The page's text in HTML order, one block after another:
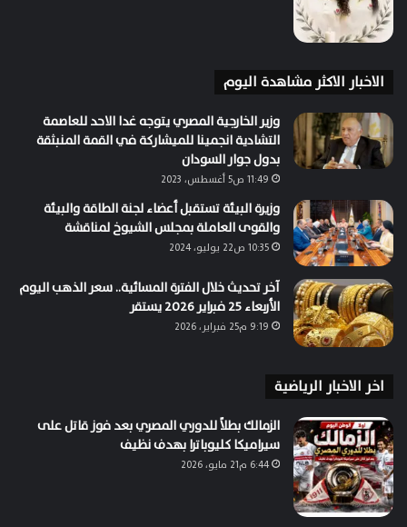
الاخبار الاكثر مشاهدة اليوم
وزير الخارجية المصري يتوجه غدا الاحد للعاصمة
التشادية انجمينا للميشاركة في القمة المنبثقة
بدول جوار السودان
11:49 ص5 أغسطس، 2023
وزيرة البيئة تستقبل أعضاء لجنة الطاقة والبيئة
والقوى العاملة بمجلس الشيوخ لمناقشة
10:35 ص22 يوليو، 2024
آخر تحديث خلال الفترة المسائية.. سعر الذهب اليوم
الأربعاء 25 فبراير 2026 يستقر
9:19 م25 فبراير، 2026
اخر الاخبار الرياضية
الزمالك بطلاً للدوري المصري بعد فوز قاتل على
سيراميكا كليوباترا بهدف نظيف
6:44 م21 مايو، 2026